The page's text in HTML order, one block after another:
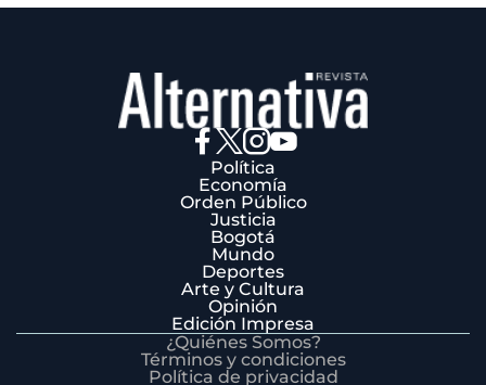
Política
Economía
Orden Público
Justicia
Bogotá
Mundo
Deportes
Arte y Cultura
Opinión
Edición Impresa
¿Quiénes Somos?
Términos y condiciones
Política de privacidad